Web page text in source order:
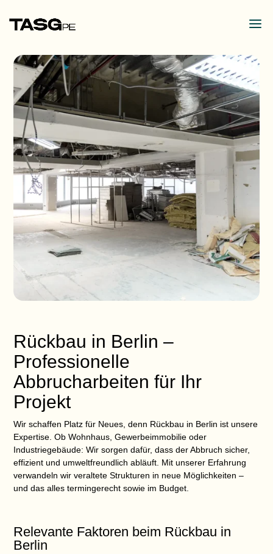
Rückbau in Berlin –
Professionelle
Abbrucharbeiten für Ihr
Projekt
Wir schaffen Platz für Neues, denn Rückbau in Berlin ist unsere
Expertise. Ob Wohnhaus, Gewerbeimmobilie oder
Industriegebäude: Wir sorgen dafür, dass der Abbruch sicher,
effizient und umweltfreundlich abläuft. Mit unserer Erfahrung
verwandeln wir veraltete Strukturen in neue Möglichkeiten –
und das alles termingerecht sowie im Budget.
Relevante Faktoren beim Rückbau in
Berlin